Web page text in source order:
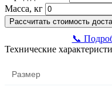
Масса, кг
Рассчитать стоимость
📞
Технические
Размер